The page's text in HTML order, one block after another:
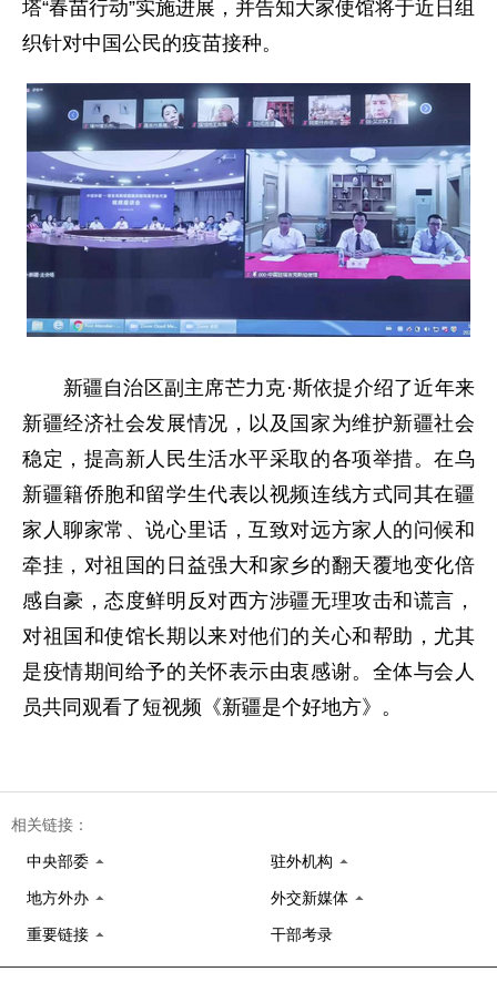
塔“春苗行动”实施进展，并告知大家使馆将于近日组
织针对中国公民的疫苗接种。
新疆自治区副主席芒力克·斯依提介绍了近年来
新疆经济社会发展情况，以及国家为维护新疆社会
稳定，提高新人民生活水平采取的各项举措。在乌
新疆籍侨胞和留学生代表以视频连线方式同其在疆
家人聊家常、说心里话，互致对远方家人的问候和
牵挂，对祖国的日益强大和家乡的翻天覆地变化倍
感自豪，态度鲜明反对西方涉疆无理攻击和谎言，
对祖国和使馆长期以来对他们的关心和帮助，尤其
是疫情期间给予的关怀表示由衷感谢。全体与会人
员共同观看了短视频《新疆是个好地方》。
相关链接：
中央部委 驻外机构
地方外办 外交新媒体
重要链接 干部考录